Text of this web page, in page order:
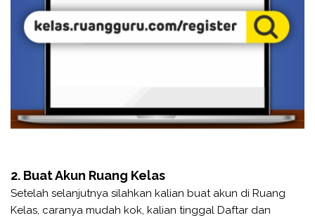
2. Buat Akun Ruang Kelas
Setelah selanjutnya silahkan kalian buat akun di Ruang
Kelas, caranya mudah kok, kalian tinggal Daftar dan